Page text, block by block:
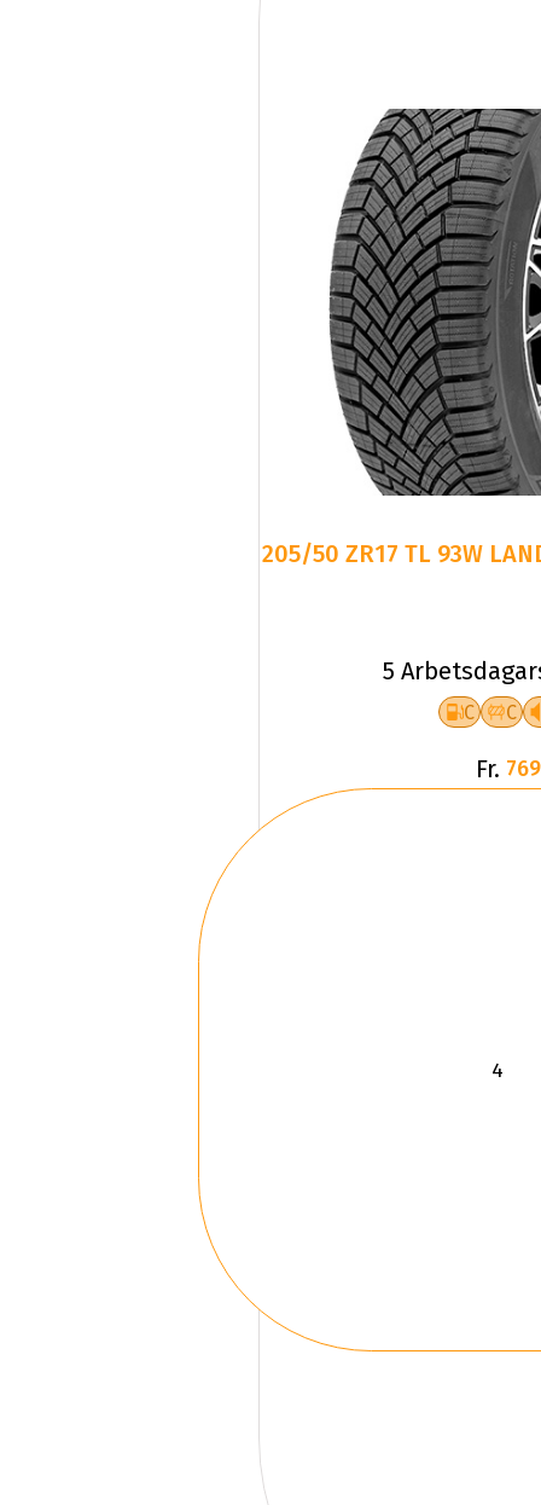
205/50 ZR17 TL 93W
5
C C
Fr.